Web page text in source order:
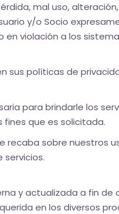
mal uso,
y/o Socio
violación a los
sus políticas de
para brindarle los
fines que es solicitada.
recaba sobre nuestros
y actualizada a fin
en los diversos